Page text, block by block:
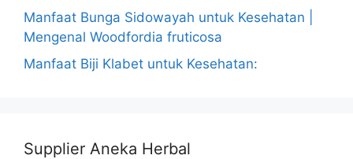
Manfaat Bunga Sidowayah untuk Kesehatan |
Mengenal Woodfordia fruticosa
Manfaat Biji Klabet untuk Kesehatan:
Supplier Aneka Herbal